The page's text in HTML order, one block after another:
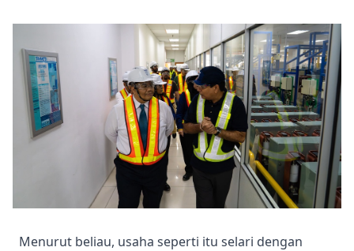
Menurut beliau, usaha seperti itu selari dengan